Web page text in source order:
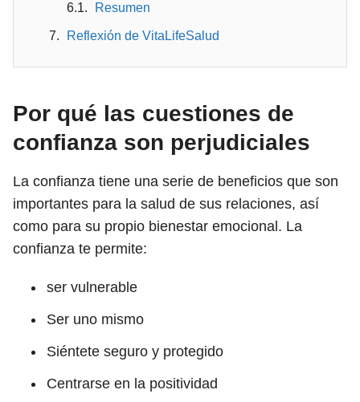
Resumen
Reflexión de VitaLifeSalud
Por qué las cuestiones de
confianza son perjudiciales
La confianza tiene una serie de beneficios que son
importantes para la salud de sus relaciones, así
como para su propio bienestar emocional. La
confianza te permite:
ser vulnerable
Ser uno mismo
Siéntete seguro y protegido
Centrarse en la positividad